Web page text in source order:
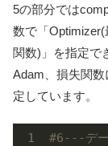
5の部分では
数で「
関数)」を指定で
Adam、損失関
定しています。
#6---デー